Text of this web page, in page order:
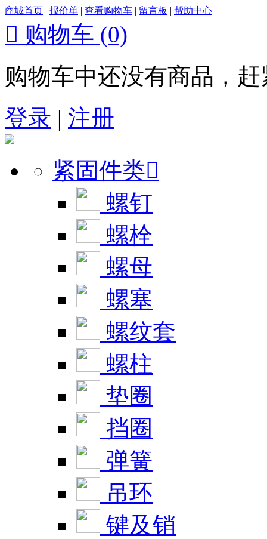
商城首页 | 报价单 | 查看购物车 | 留言板 | 帮助中心
 购物车 (0)
购物车中还没有商品，
登录 | 注册
紧固件类
螺钉
螺栓
螺母
螺塞
螺纹套
螺柱
垫圈
挡圈
弹簧
吊环
键及销